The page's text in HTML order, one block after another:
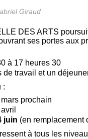
Giraud
DES ARTS
ses portes aux
à 17 heures 30
de travail et un
:
prochain
juin (en remplacement
à tous les